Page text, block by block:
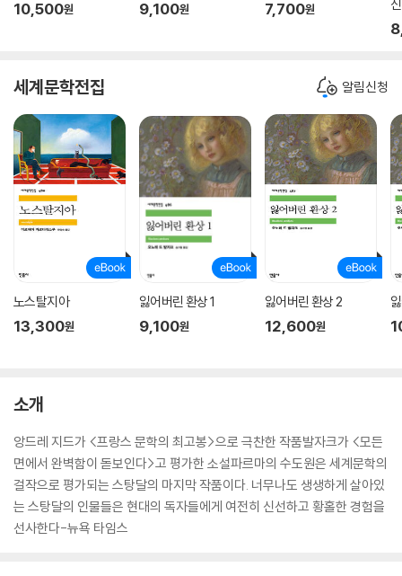
10,500원 9,100원 7,700원
신
세계문학전집 알림신청
노스탈지아
13,300원
잃어버린 환상 1
9,100원
잃어버린 환상 2
12,600원
소개
앙드레 지드가 <프랑스 문학의 최고봉>으로 극찬한 작품발자크가 <모든
면에서 완벽함이 돋보인다>고 평가한 소설파르마의 수도원은 세계문학의
걸작으로 평가되는 스탕달의 마지막 작품이다. 너무나도 생생하게 살아있
는 스탕달의 인물들은 현대의 독자들에게 여전히 신선하고 황홀한 경험을
선사한다-뉴욕 타임스